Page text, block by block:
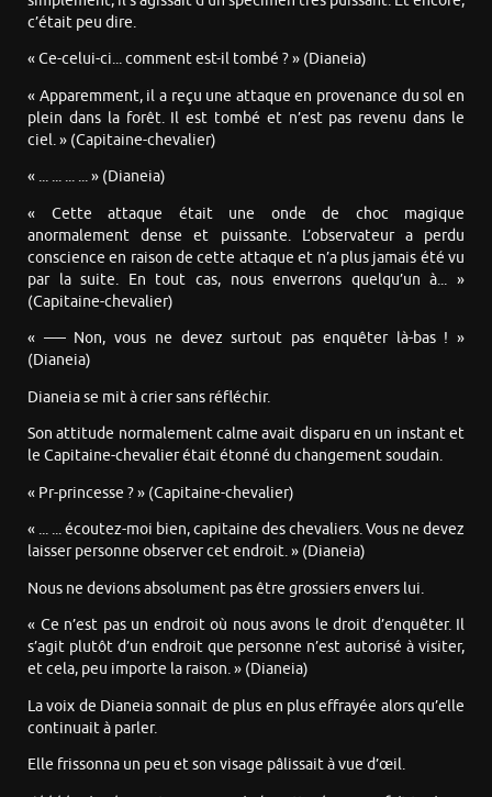
c’était peu dire.
« Ce-celui-ci... comment est-il tombé ? » (Dianeia)
« Apparemment, il a reçu une attaque en provenance du sol en
plein dans la forêt. Il est tombé et n’est pas revenu dans le
ciel. » (Capitaine-chevalier)
« ... ... ... ... » (Dianeia)
« Cette attaque était une onde de choc magique
anormalement dense et puissante. L’observateur a perdu
conscience en raison de cette attaque et n’a plus jamais été vu
par la suite. En tout cas, nous enverrons quelqu’un à... »
(Capitaine-chevalier)
« ── Non, vous ne devez surtout pas enquêter là-bas ! »
(Dianeia)
Dianeia se mit à crier sans réfléchir.
Son attitude normalement calme avait disparu en un instant et
le Capitaine-chevalier était étonné du changement soudain.
« Pr-princesse ? » (Capitaine-chevalier)
« ... ... écoutez-moi bien, capitaine des chevaliers. Vous ne devez
laisser personne observer cet endroit. » (Dianeia)
Nous ne devions absolument pas être grossiers envers lui.
« Ce n’est pas un endroit où nous avons le droit d’enquêter. Il
s’agit plutôt d’un endroit que personne n’est autorisé à visiter,
et cela, peu importe la raison. » (Dianeia)
La voix de Dianeia sonnait de plus en plus effrayée alors qu’elle
continuait à parler.
Elle frissonna un peu et son visage pâlissait à vue d’œil.